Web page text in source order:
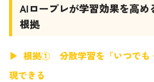
AIロープレが学習効果を高め
根拠
根拠① 分散学習を「いつでも
現できる